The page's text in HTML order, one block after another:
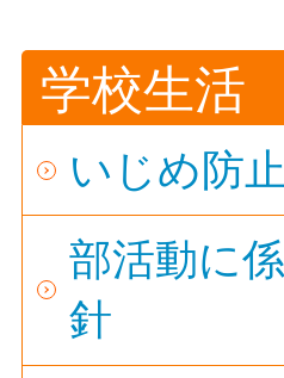
学校生活
いじめ防
部活動に
針